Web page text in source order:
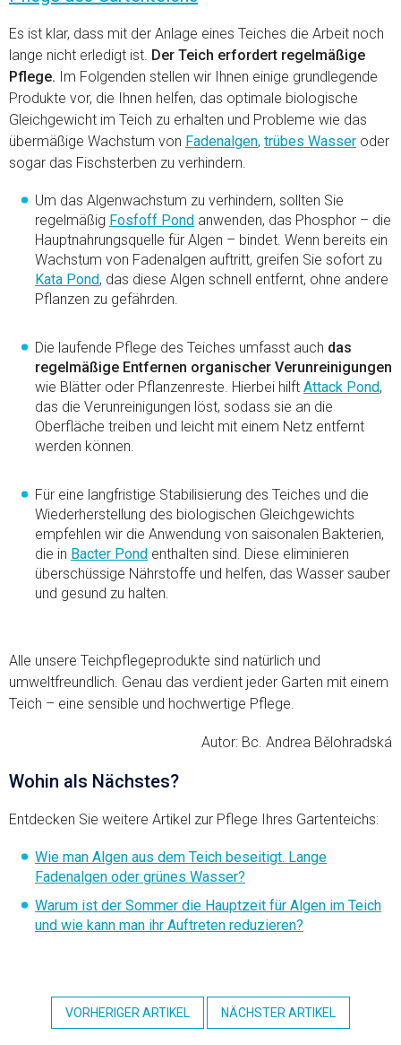
Es ist klar, dass mit der Anlage eines Teiches die Arbeit noch
lange nicht erledigt ist. Der Teich erfordert regelmäßige
Pflege. Im Folgenden stellen wir Ihnen einige grundlegende
Produkte vor, die Ihnen helfen, das optimale biologische
Gleichgewicht im Teich zu erhalten und Probleme wie das
übermäßige Wachstum von Fadenalgen, trübes Wasser oder
sogar das Fischsterben zu verhindern.
Um das Algenwachstum zu verhindern, sollten Sie
regelmäßig Fosfoff Pond anwenden, das Phosphor – die
Hauptnahrungsquelle für Algen – bindet. Wenn bereits ein
Wachstum von Fadenalgen auftritt, greifen Sie sofort zu
Kata Pond, das diese Algen schnell entfernt, ohne andere
Pflanzen zu gefährden.
Die laufende Pflege des Teiches umfasst auch das
regelmäßige Entfernen organischer Verunreinigungen
wie Blätter oder Pflanzenreste. Hierbei hilft Attack Pond,
das die Verunreinigungen löst, sodass sie an die
Oberfläche treiben und leicht mit einem Netz entfernt
werden können.
Für eine langfristige Stabilisierung des Teiches und die
Wiederherstellung des biologischen Gleichgewichts
empfehlen wir die Anwendung von saisonalen Bakterien,
die in Bacter Pond enthalten sind. Diese eliminieren
überschüssige Nährstoffe und helfen, das Wasser sauber
und gesund zu halten.
Alle unsere Teichpflegeprodukte sind natürlich und
umweltfreundlich. Genau das verdient jeder Garten mit einem
Teich – eine sensible und hochwertige Pflege.
Autor: Bc. Andrea Bělohradská
Wohin als Nächstes?
Entdecken Sie weitere Artikel zur Pflege Ihres Gartenteichs:
Wie man Algen aus dem Teich beseitigt. Lange
Fadenalgen oder grünes Wasser?
Warum ist der Sommer die Hauptzeit für Algen im Teich
und wie kann man ihr Auftreten reduzieren?
VORHERIGER ARTIKEL NÄCHSTER ARTIKEL